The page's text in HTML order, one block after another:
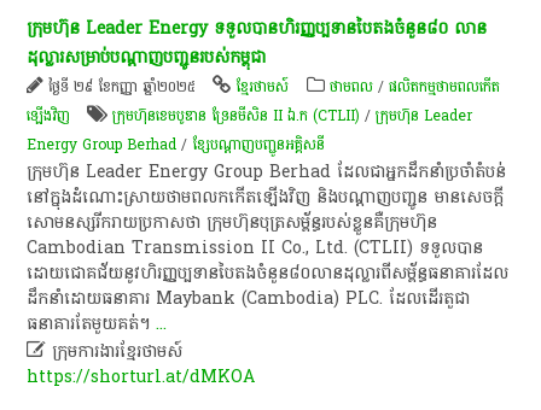
ក្រុមហ៊ុន Leader Energy ទទួលបានហិរញ្ញប្បទានបៃតងចំនួន៨០ លាន
ដុល្លារសម្រាប់បណ្តាញបញ្ជូនរបស់កម្ពុជា
ថ្ងៃទី ២៩ ខែកញ្ញា ឆ្នាំ២០២៥ ខ្មែរថាមស៍ ថាមពល /ផលិតកម្មថាមពលកើត
ឡើងវិញ
ក្រុមហ៊ុនខេមបូឌាន ទ្រែនមីសិន II ឯ.ក (CTLII) /ក្រុម​ហ៊ុន Leader
Energy Group Berhad /ខ្សែ​បណ្តាញ​បញ្ជូន​អគ្គិសនី​
ក្រុមហ៊ុន Leader Energy Group Berhad ដែលជាអ្នកដឹកនាំប្រចាំតំបន់
នៅក្នុងដំណោះស្រាយថាមពលកកើតឡើងវិញ និងបណ្តាញបញ្ជូន មានសេចក្តី
សោមនស្សរីករាយប្រកាសថា ក្រុមហ៊ុនបុត្រសម្ព័ន្ធរបស់ខ្លួនគឺក្រុមហ៊ុន
Cambodian Transmission II Co., Ltd. (CTLII) ទទួលបាន
ដោយជោគជ័យនូវហិរញ្ញប្បទានបៃតងចំនួន៨០លានដុល្លារពីសម្ព័ន្ធធនាគារដែល
ដឹកនាំដោយធនាគារ Maybank (Cambodia) PLC. ដែលដើរតួជា
ធនាគារតែមួយគត់។...
 ក្រុមការងារខ្មែរថាមស៍
https://shorturl.at/dMKOA